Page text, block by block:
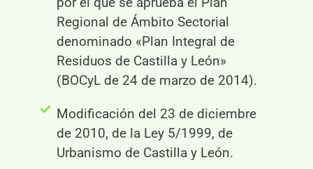
Regional de Ámbito Sectorial
denominado «Plan Integral de
Residuos de Castilla y León»
(BOCyL de 24 de marzo de 2014).
Modificación del 23 de diciembre
de 2010, de la Ley 5/1999, de
Urbanismo de Castilla y León.